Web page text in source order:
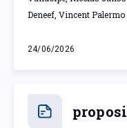
Deneef, Vincent Palermo
24/06/2026
mercredi 24 juin 2026